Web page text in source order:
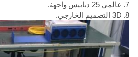
7. عالمي 25 دبابيس واجهة.
8. 3D التصميم الخارجي.